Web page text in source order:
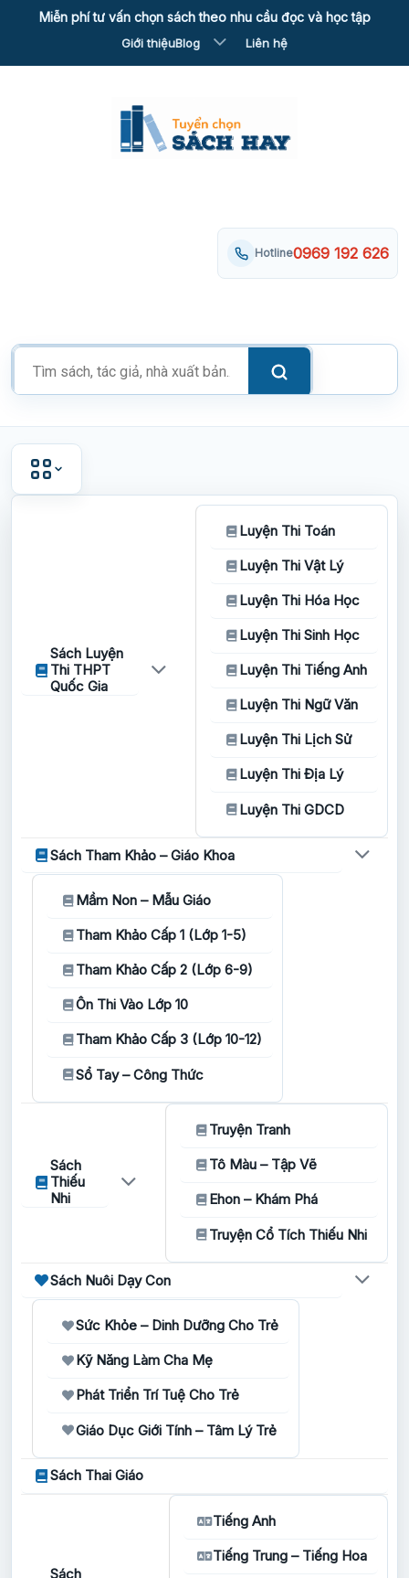
Miễn phí tư vấn chọn sách theo nhu cầu đọc và học tập
Giới thiệuBlog Liên hệ
Tìm
kiếm
phẩm
Hotline0969 192 626
Sách Luyện
Thi THPT
Quốc Gia
Luyện Thi Toán
Luyện Thi Vật Lý
Luyện Thi Hóa Học
Luyện Thi Sinh Học
Luyện Thi Tiếng Anh
Luyện Thi Ngữ Văn
Luyện Thi Lịch Sử
Luyện Thi Địa Lý
Luyện Thi GDCD
Sách Tham Khảo – Giáo Khoa
Mầm Non – Mẫu Giáo
Tham Khảo Cấp 1 (Lớp 1-5)
Tham Khảo Cấp 2 (Lớp 6-9)
Ôn Thi Vào Lớp 10
Tham Khảo Cấp 3 (Lớp 10-12)
Sổ Tay – Công Thức
Sách
Thiếu
Nhi
Truyện Tranh
Tô Màu – Tập Vẽ
Ehon – Khám Phá
Truyện Cổ Tích Thiếu Nhi
Sách Nuôi Dạy Con
Sức Khỏe – Dinh Dưỡng Cho Trẻ
Kỹ Năng Làm Cha Mẹ
Phát Triển Trí Tuệ Cho Trẻ
Giáo Dục Giới Tính – Tâm Lý Trẻ
Sách Thai Giáo
Sách
Tiếng Anh
Tiếng Trung – Tiếng Hoa